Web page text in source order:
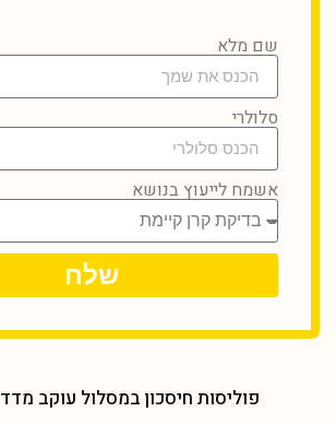
שם מלא
סלולרי
אשמח לייעוץ בנושא
שלח
פוליסות חיסכון במסלול עוקב מדד S&P 500